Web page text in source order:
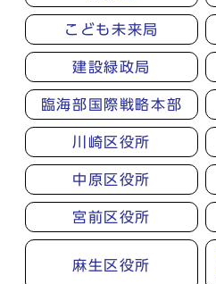
こども未来局
建設緑政局
臨海部国際戦略本部
川崎区役所
中原区役所
宮前区役所
麻生区役所